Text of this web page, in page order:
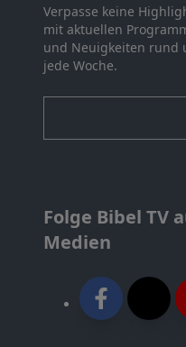
Verpasse keine
mit aktuellen
und Neuigkeiten rund
jede Woche.
Folge Bibel TV
Medien